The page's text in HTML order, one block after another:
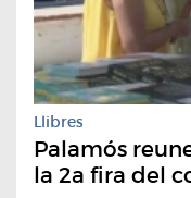
Llibres
Palamós
la 2a fira del